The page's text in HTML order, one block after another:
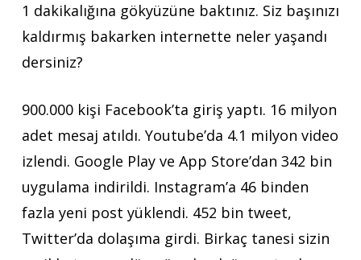
1 dakikalığına gökyüzüne baktınız. Siz başınızı
kaldırmış bakarken internette neler yaşandı
dersiniz?
900.000 kişi Facebook’ta giriş yaptı. 16 milyon
adet mesaj atıldı. Youtube’da 4.1 milyon video
izlendi. Google Play ve App Store’dan 342 bin
uygulama indirildi. Instagram’a 46 binden
fazla yeni post yüklendi. 452 bin tweet,
Twitter’da dolaşıma girdi. Birkaç tanesi sizin